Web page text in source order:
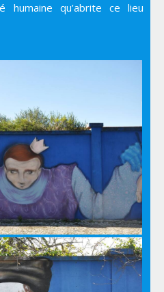
humaine qu’abrite ce lieu